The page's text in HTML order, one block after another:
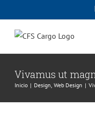
Vivamus ut
Inicio Design Web Design